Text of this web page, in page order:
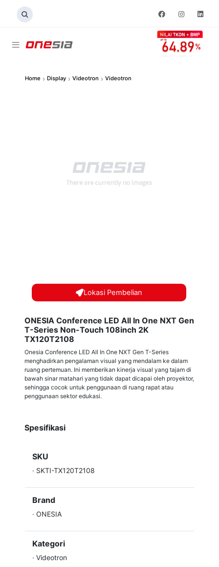
Home › Display › Videotron › Videotron
Lokasi Pembelian
ONESIA Conference LED All In One NXT Gen
T-Series Non-Touch 108inch 2K
TX120T2108
Onesia Conference LED All In One NXT Gen T-Series
menghadirkan pengalaman visual yang mendalam ke dalam
ruang pertemuan. Ini memberikan kinerja visual yang tajam di
bawah sinar matahari yang tidak dapat dicapai oleh proyektor,
sehingga cocok untuk penggunaan di ruang rapat atau
penggunaan sektor edukasi.
Spesifikasi
SKU
· SKTI-TX120T2108
Brand
· ONESIA
Kategori
· Videotron